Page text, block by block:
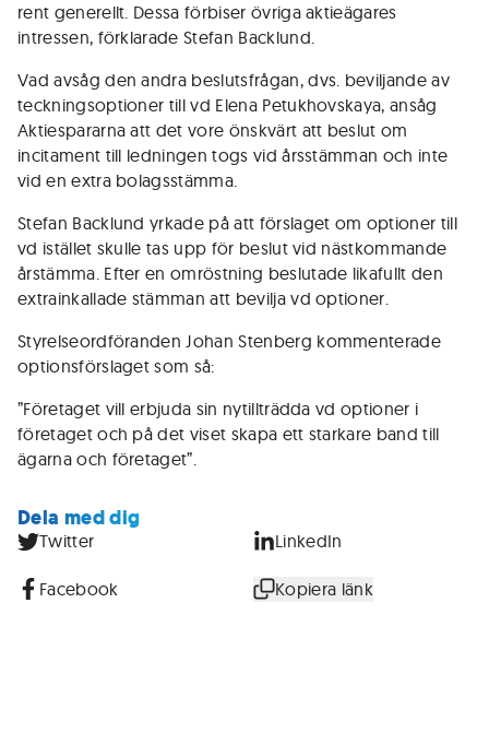
rent generellt. Dessa förbiser övriga aktieägares
intressen, förklarade Stefan Backlund.
Vad avsåg den andra beslutsfrågan, dvs. beviljande av
teckningsoptioner till vd Elena Petukhovskaya, ansåg
Aktiespararna att det vore önskvärt att beslut om
incitament till ledningen togs vid årsstämman och inte
vid en extra bolagsstämma.
Stefan Backlund yrkade på att förslaget om optioner till
vd istället skulle tas upp för beslut vid nästkommande
årstämma. Efter en omröstning beslutade likafullt den
extrainkallade stämman att bevilja vd optioner.
Styrelseordföranden Johan Stenberg kommenterade
optionsförslaget som så:
”Företaget vill erbjuda sin nytillträdda vd optioner i
företaget och på det viset skapa ett starkare band till
ägarna och företaget”.
Dela med dig
Twitter LinkedIn
Facebook Kopiera länk